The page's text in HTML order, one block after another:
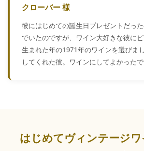
クローバー 様
彼にはじめての誕生日プレゼントだっ
でいたのですが、ワイン大好きな彼に
生まれた年の1971年のワインを選びま
してくれた彼。ワインにしてよかったで
はじめてヴィンテージ